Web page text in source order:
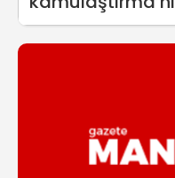
projesi çıktı